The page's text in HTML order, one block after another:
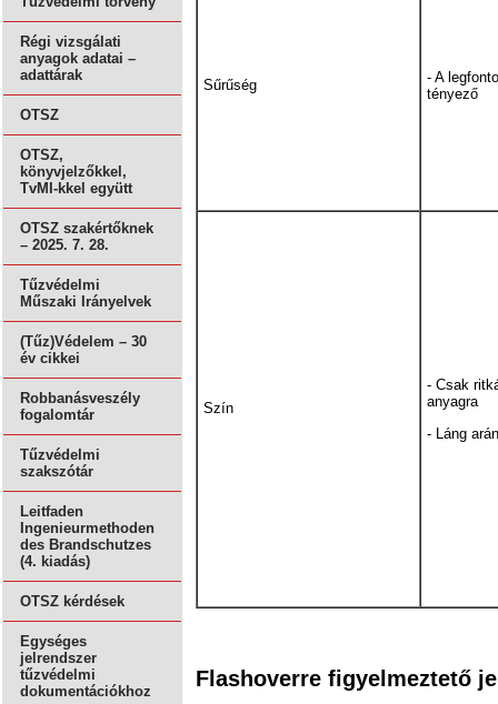
Régi vizsgálati
anyagok adatai –
adattárak
OTSZ
OTSZ,
könyvjelzőkkel,
TvMI-kkel együtt
OTSZ szakértőknek
– 2025. 7. 28.
Tűzvédelmi
Műszaki Irányelvek
(Tűz)Védelem – 30
év cikkei
Robbanásveszély
fogalomtár
Tűzvédelmi
szakszótár
Leitfaden
Ingenieurmethoden
des Brandschutzes
(4. kiadás)
OTSZ kérdések
Egységes
jelrendszer
tűzvédelmi
dokumentációkhoz
Sűrűség
- A
tényező
Szín
- Csak
anyagra
- Láng
Flashoverre figyelmeztető